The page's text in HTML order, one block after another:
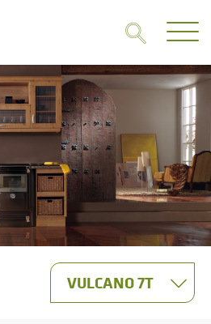
VULCANO 7T